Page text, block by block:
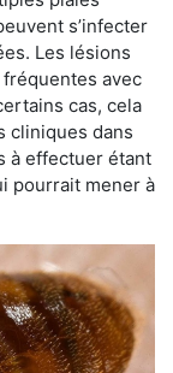
s’infecter
Les lésions
avec
cas, cela
cliniques dans
à effectuer étant
pourrait mener à